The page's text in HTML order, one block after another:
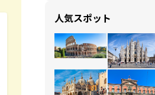
人気スポット